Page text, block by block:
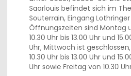
Saarlouis befindet sich im
Souterrain, Eingang
Öffnungszeiten sind Montag
10.30 Uhr bis 13.00 Uhr und
Uhr, Mittwoch ist
10.30 Uhr bis 13.00 Uhr und
Uhr sowie Freitag von 10.30